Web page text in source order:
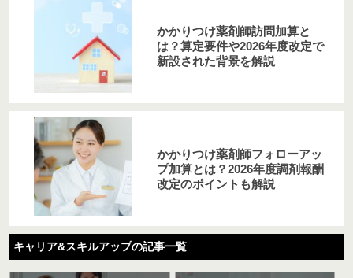
かかりつけ薬剤師訪問加算と
は？算定要件や2026年度改定で
新設された背景を解説
かかりつけ薬剤師フォローアッ
プ加算とは？2026年度調剤報酬
改定のポイントも解説
キャリア&スキルアップの記事一覧